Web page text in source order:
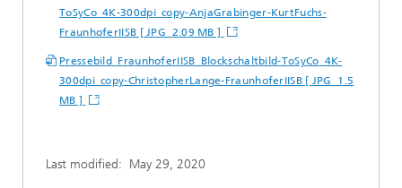
ToSyCo_4K-300dpi_copy-AnjaGrabinger-KurtFuchs-
FraunhoferIISB [ JPG 2.09 MB ]
Pressebild_FraunhoferIISB_Blockschaltbild-ToSyCo_4K-
300dpi_copy-ChristopherLange-FraunhoferIISB [ JPG 1.5
MB ]
Last modified: May 29, 2020